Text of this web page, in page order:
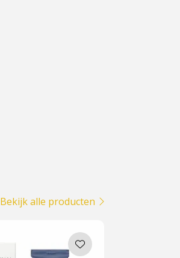
Bekijk alle producten